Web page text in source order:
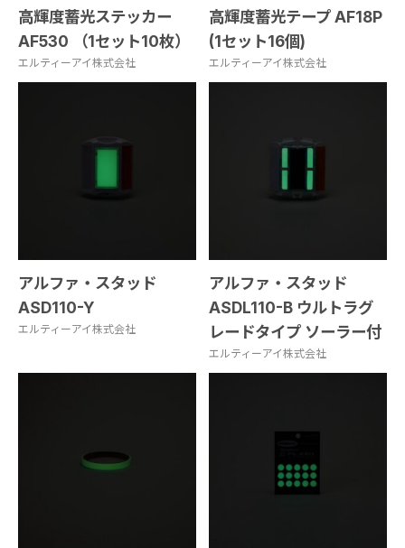
高輝度蓄光ステッカー
AF530 （1セット10枚）
エルティーアイ株式会社
高輝度蓄光テープ AF18P
(1セット16個)
エルティーアイ株式会社
アルファ・スタッド
ASD110-Y
エルティーアイ株式会社
アルファ・スタッド
ASDL110-B ウルトラグ
レードタイプ ソーラー付
エルティーアイ株式会社